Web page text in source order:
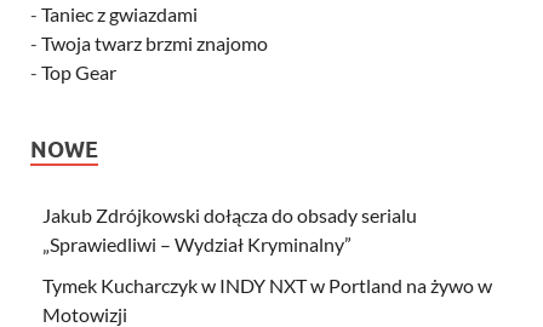
- Taniec z gwiazdami
- Twoja twarz brzmi znajomo
- Top Gear
NOWE
Jakub Zdrójkowski dołącza do obsady serialu
„Sprawiedliwi – Wydział Kryminalny”
Tymek Kucharczyk w INDY NXT w Portland na żywo w
Motowizji